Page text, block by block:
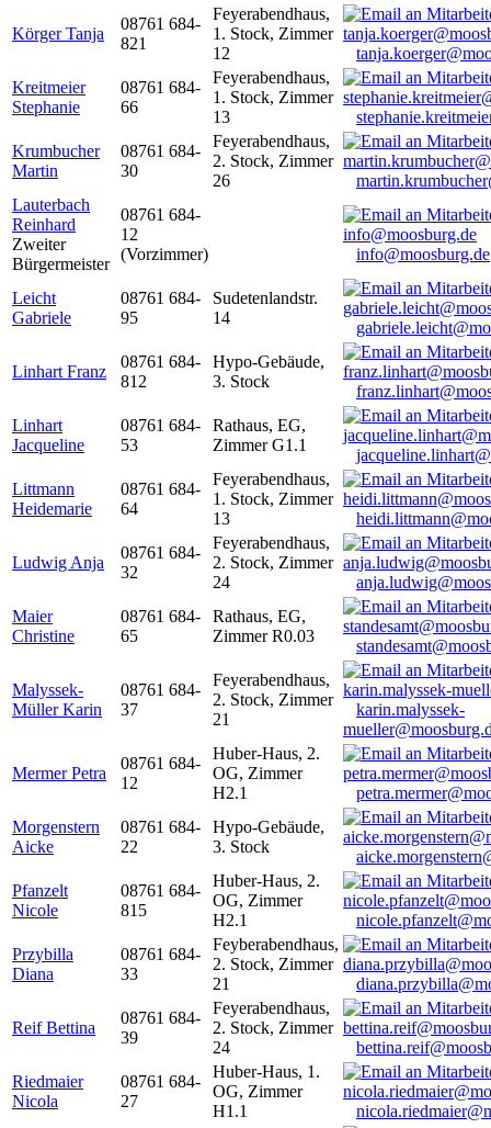
Körger Tanja
08761 684-
821
Feyerabendhaus,
1. Stock, Zimmer
12
Kreitmeier
Stephanie
08761 684-
66
Feyerabendhaus,
1. Stock, Zimmer
13
Krumbucher
Martin
08761 684-
30
Feyerabendhaus,
2. Stock, Zimmer
26
Lauterbach
Reinhard
Zweiter
Bürgermeister
08761 684-
12
(Vorzimmer)
info@moosburg.de
Leicht
Gabriele
08761 684-
95
Sudetenlandstr.
14
Linhart Franz
08761 684-
812
Hypo-Gebäude,
3. Stock
Linhart
Jacqueline
08761 684-
53
Rathaus, EG,
Zimmer G1.1
Littmann
Heidemarie
08761 684-
64
Feyerabendhaus,
1. Stock, Zimmer
13
Ludwig Anja
08761 684-
32
Feyerabendhaus,
2. Stock, Zimmer
24
Maier
Christine
08761 684-
65
Rathaus, EG,
Zimmer R0.03
Malyssek-
Müller Karin
08761 684-
37
Feyerabendhaus,
2. Stock, Zimmer
21
karin.malyssek-
Mermer Petra
08761 684-
12
Huber-Haus, 2.
OG, Zimmer
H2.1
Morgenstern
Aicke
08761 684-
22
Hypo-Gebäude,
3. Stock
Pfanzelt
Nicole
08761 684-
815
Huber-Haus, 2.
OG, Zimmer
H2.1
Przybilla
Diana
08761 684-
33
Feyberabendhaus,
2. Stock, Zimmer
21
Reif Bettina
08761 684-
39
Feyerabendhaus,
2. Stock, Zimmer
24
Riedmaier
Nicola
08761 684-
27
Huber-Haus, 1.
OG, Zimmer
H1.1